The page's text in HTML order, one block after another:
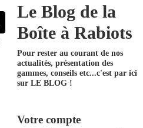
Le Blog de la
Boîte à Rabiots
Pour rester au courant de nos
actualités, présentation des
gammes, conseils etc...c'est par ici
sur LE BLOG !
Votre compte